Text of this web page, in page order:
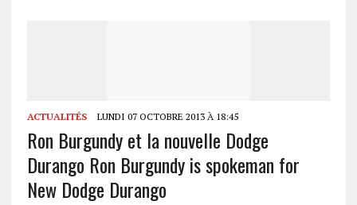
ACTUALITÉS LUNDI 07 OCTOBRE 2013 À 18:45
Ron Burgundy et la nouvelle Dodge
Durango Ron Burgundy is spokeman for
New Dodge Durango